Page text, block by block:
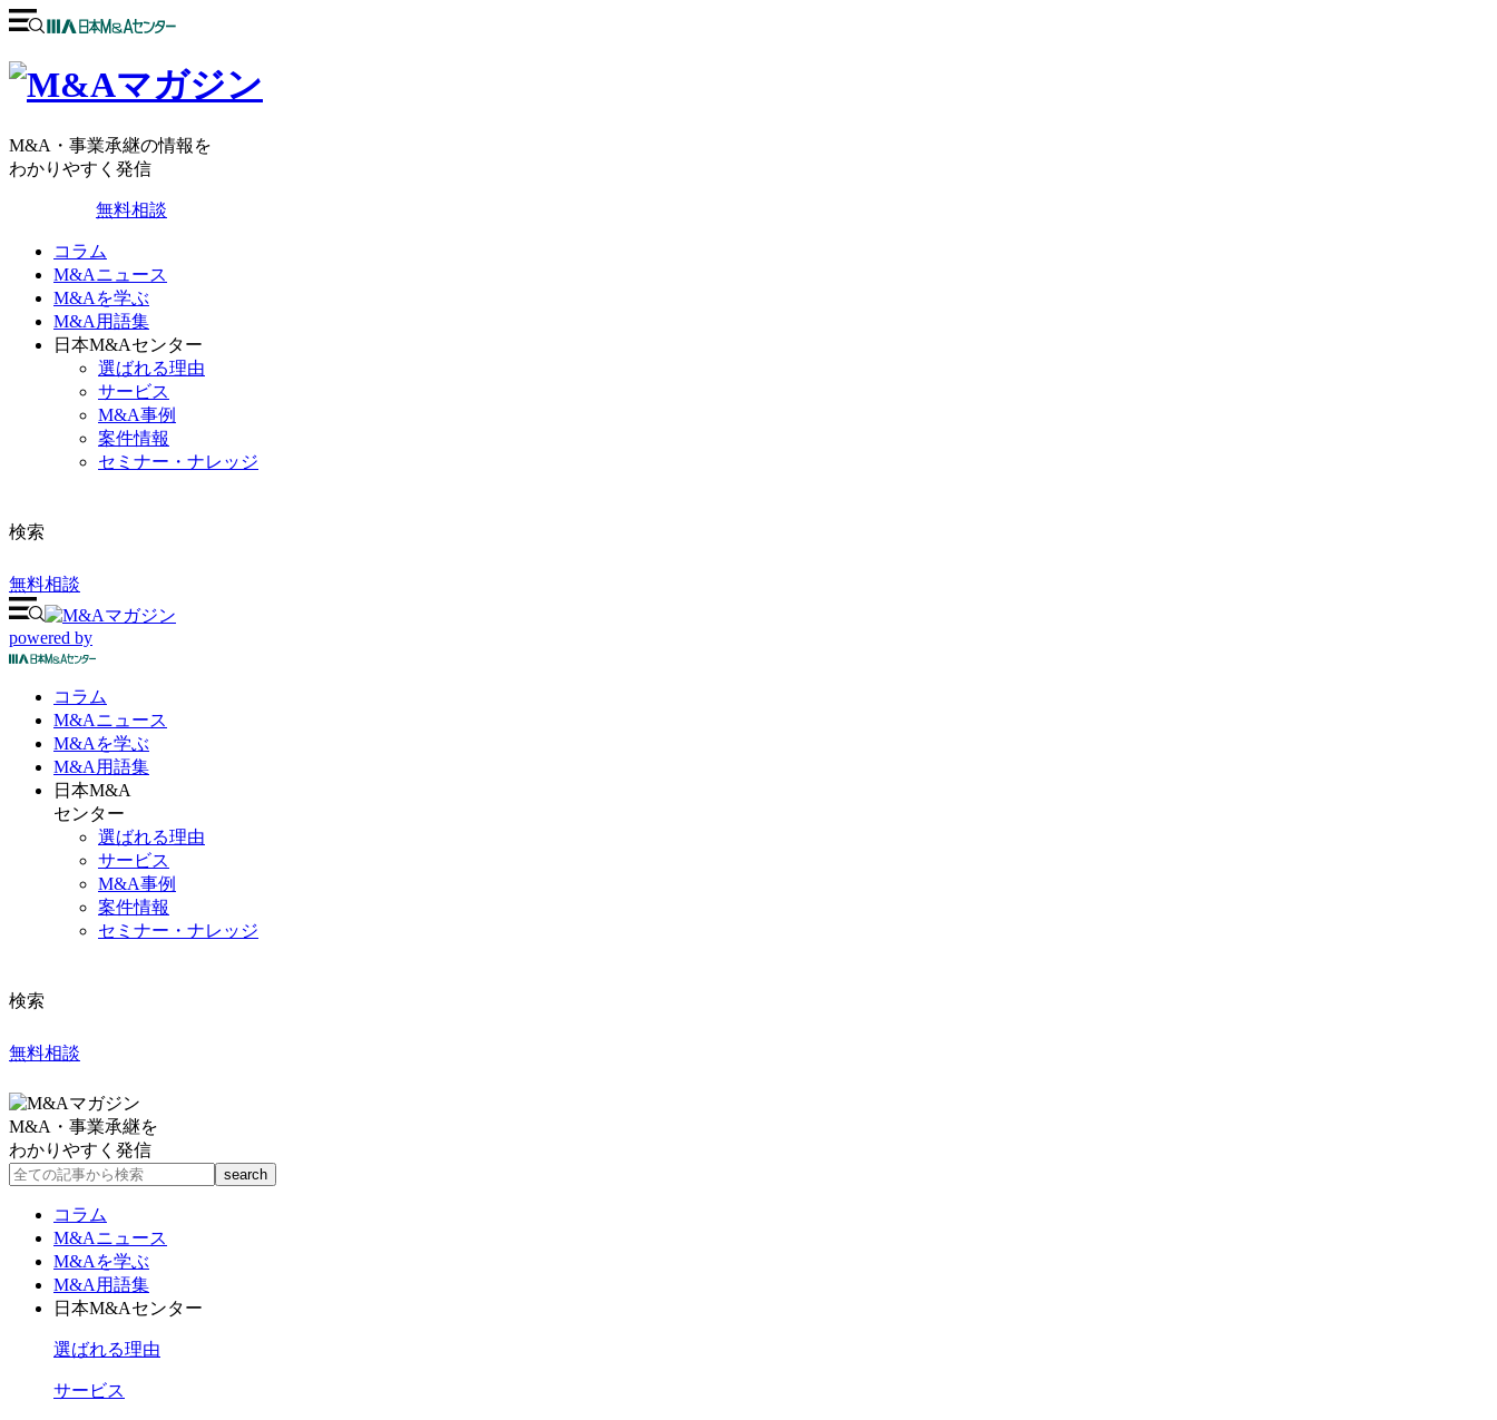
M&A・事業承継の情報を
わかりやすく発信
無料相談
コラム
M&Aニュース
M&Aを学ぶ
M&A用語集
日本M&Aセンター
選ばれる理由
サービス
M&A事例
案件情報
セミナー・ナレッジ
検索
無料相談
powered by
コラム
M&Aニュース
M&Aを学ぶ
M&A 用語集
日本M&A
センター
選ばれる理由
サービス
M&A事例
案件情報
セミナー・ナレッジ
検索
無料相談
M&A・事業承継を
わかりやすく発信
コラム
M&Aニュース
M&Aを学ぶ
M&A用語集
日本M&Aセンター
選ばれる理由
サービス